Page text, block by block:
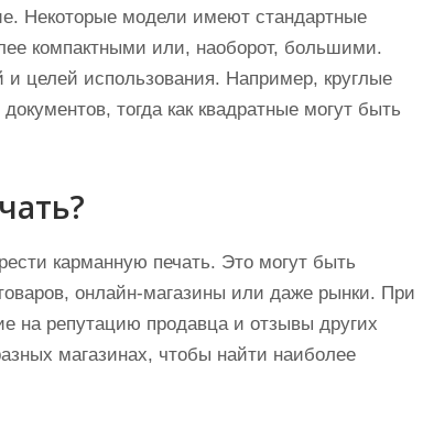
Некоторые модели имеют стандартные
компактными или, наоборот, большими.
целей использования. Например, круглые
тогда как квадратные могут быть
карманную печать. Это могут быть
онлайн-магазины или даже рынки. При
на репутацию продавца и отзывы других
магазинах, чтобы найти наиболее